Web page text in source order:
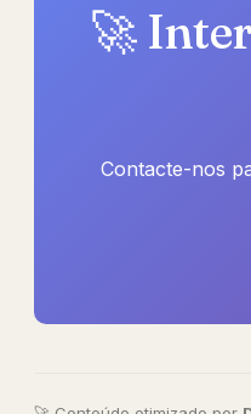
🚀
Contacte-nos